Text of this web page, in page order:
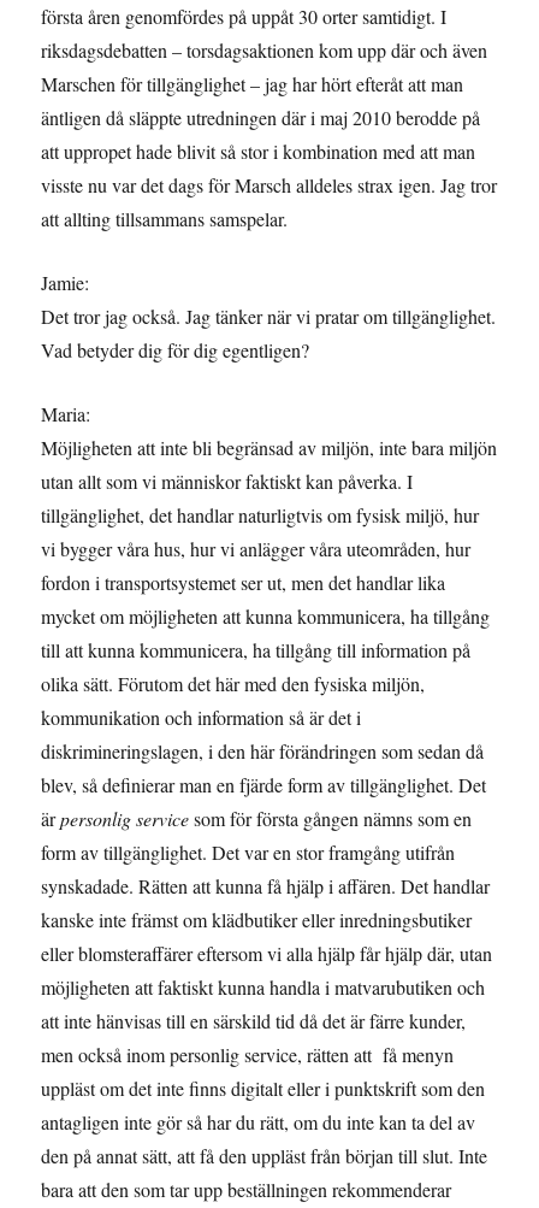
första åren genomfördes på uppåt 30 orter samtidigt. I
riksdagsdebatten – torsdagsaktionen kom upp där och även
Marschen för tillgänglighet – jag har hört efteråt att man
äntligen då släppte utredningen där i maj 2010 berodde på
att uppropet hade blivit så stor i kombination med att man
visste nu var det dags för Marsch alldeles strax igen. Jag tror
att allting tillsammans samspelar.
Jamie:
Det tror jag också. Jag tänker när vi pratar om tillgänglighet.
Vad betyder dig för dig egentligen?
Maria:
Möjligheten att inte bli begränsad av miljön, inte bara miljön
utan allt som vi människor faktiskt kan påverka. I
tillgänglighet, det handlar naturligtvis om fysisk miljö, hur
vi bygger våra hus, hur vi anlägger våra uteområden, hur
fordon i transportsystemet ser ut, men det handlar lika
mycket om möjligheten att kunna kommunicera, ha tillgång
till att kunna kommunicera, ha tillgång till information på
olika sätt. Förutom det här med den fysiska miljön,
kommunikation och information så är det i
diskrimineringslagen, i den här förändringen som sedan då
blev, så definierar man en fjärde form av tillgänglighet. Det
ärpersonlig servicesom för första gången nämns som en
form av tillgänglighet. Det var en stor framgång utifrån
synskadade. Rätten att kunna få hjälp i affären. Det handlar
kanske inte främst om klädbutiker eller inredningsbutiker
eller blomsteraffärer eftersom vi alla hjälp får hjälp där, utan
möjligheten att faktiskt kunna handla i matvarubutiken och
att inte hänvisas till en särskild tid då det är färre kunder,
men också inom personlig service, rätten att få menyn
uppläst om det inte finns digitalt eller i punktskrift som den
antagligen inte gör så har du rätt, om du inte kan ta del av
den på annat sätt, att få den uppläst från början till slut. Inte
bara att den som tar upp beställningen rekommenderar